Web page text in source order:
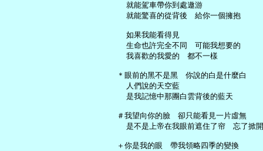
     就能駕車帶你到處遨游
     就能驚喜的從背後　給你一個擁抱
     如果我能看得見
     生命也許完全不同　可能我想要的
     我喜歡的我愛的　都不一樣
   ＊眼前的黑不是黑　你說的白是什麼白
     人們說的天空藍
     是我記憶中那團白雲背後的藍天
   ＃我望向你的臉　卻只能看見一片虛無
     是不是上帝在我眼前遮住了帘　忘了掀開
   ＋你是我的眼　帶我領略四季的變換